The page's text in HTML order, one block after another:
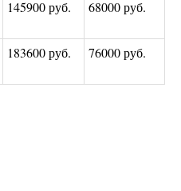
145900 руб. 68000 руб.
183600 руб. 76000 руб.